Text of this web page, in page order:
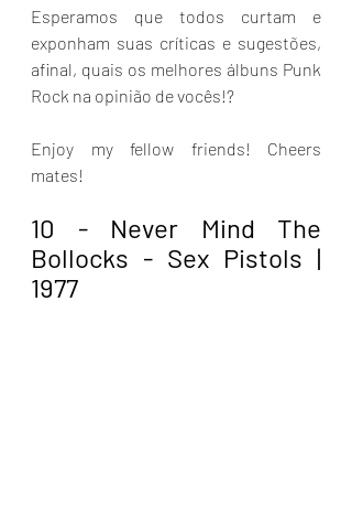
Esperamos que todos curtam e
exponham suas críticas e sugestões,
afinal, quais os melhores álbuns Punk
Rock na opinião de vocês!?
Enjoy my fellow friends! Cheers
mates!
10 - Never Mind The
Bollocks - Sex Pistols |
1977